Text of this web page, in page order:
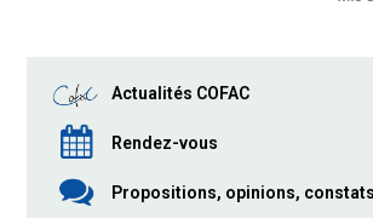
Actualités COFAC
Rendez-vous
Propositions, opinions,